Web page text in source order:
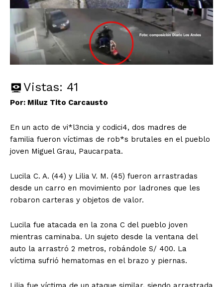
Vistas: 41
Por: Miluz Tito Carcausto
En un acto de vi*l3ncia y codici4, dos madres de
familia fueron víctimas de rob*s brutales en el pueblo
joven Miguel Grau, Paucarpata.
Lucila C. A. (44) y Lilia V. M. (45) fueron arrastradas
desde un carro en movimiento por ladrones que les
robaron carteras y objetos de valor.
Lucila fue atacada en la zona C del pueblo joven
mientras caminaba. Un sujeto desde la ventana del
auto la arrastró 2 metros, robándole S/ 400. La
víctima sufrió hematomas en el brazo y piernas.